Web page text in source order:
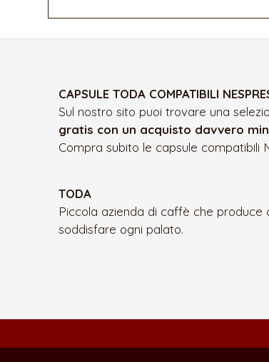
CAPSULE TODA COMPATIBILI
Sul nostro sito puoi trovare una
gratis con un acquisto davvero
Compra subito le capsule compatibili
TODA
Piccola azienda di caffè che
soddisfare ogni palato.